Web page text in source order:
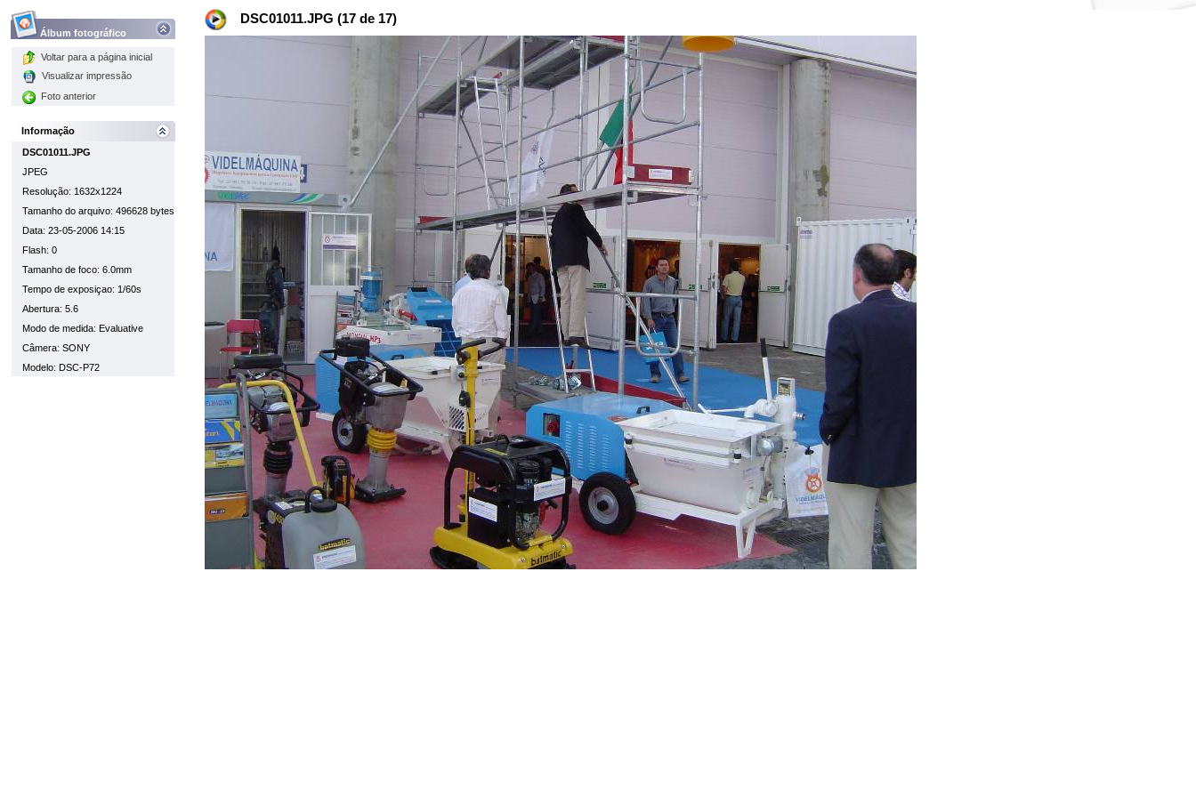
Álbum fotográfico
Voltar para a página inicial
Visualizar impressão
Foto anterior
Informação
DSC01011.JPG
JPEG
Resolução: 1632x1224
Tamanho do arquivo: 496628 bytes
Data: 23-05-2006 14:15
Flash: 0
Tamanho de foco: 6.0mm
Tempo de exposiçao: 1/60s
Abertura: 5.6
Modo de medida: Evaluative
Câmera: SONY
Modelo: DSC-P72
DSC01011.JPG (17 de 17)